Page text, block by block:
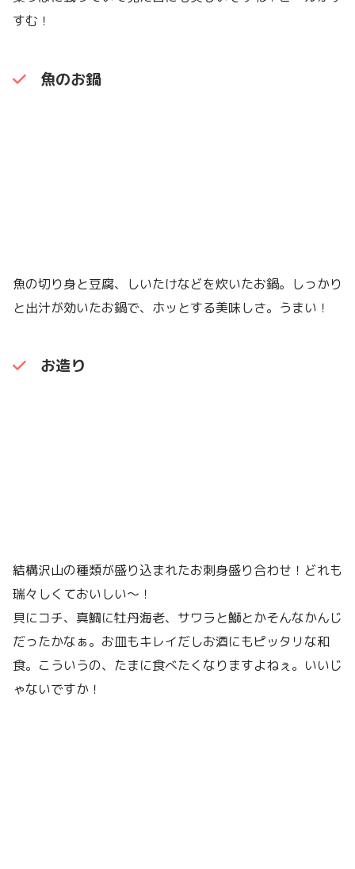
すむ！
魚のお鍋
魚の切り身と豆腐、しいたけなどを炊いたお鍋。しっかり
と出汁が効いたお鍋で、ホッとする美味しさ。うまい！
お造り
結構沢山の種類が盛り込まれたお刺身盛り合わせ！どれも
瑞々しくておいしい〜！
貝にコチ、真鯛に牡丹海老、サワラと鰤とかそんなかんじ
だったかなぁ。お皿もキレイだしお酒にもピッタリな和
食。こういうの、たまに食べたくなりますよねぇ。いいじ
ゃないですか！